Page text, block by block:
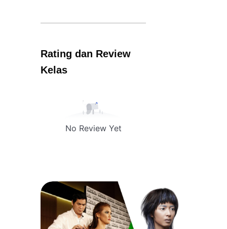
Rating dan Review
Kelas
No Review Yet